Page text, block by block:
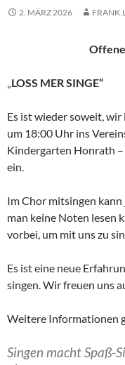
2. MÄRZ 2026
LOSS MER SINGE“
Es ist wieder soweit,
um 18:00 Uhr ins
Kindergarten Honrath
ein.
Im Chor mitsingen
man keine Noten lesen
vorbei, um mit uns zu
Es ist eine neue
singen. Wir freuen uns
Weitere Informationen
Singen macht Spaß-